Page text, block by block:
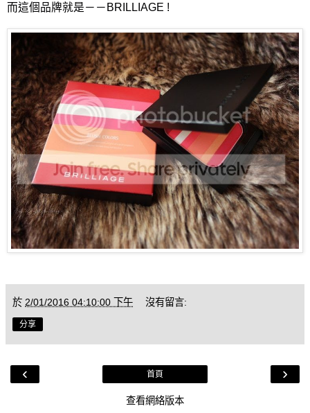
而這個品牌就是－－BRILLIAGE !
於 2/01/2016 04:10:00 下午 沒有留言:
分享
‹ ›
首頁
查看網絡版本